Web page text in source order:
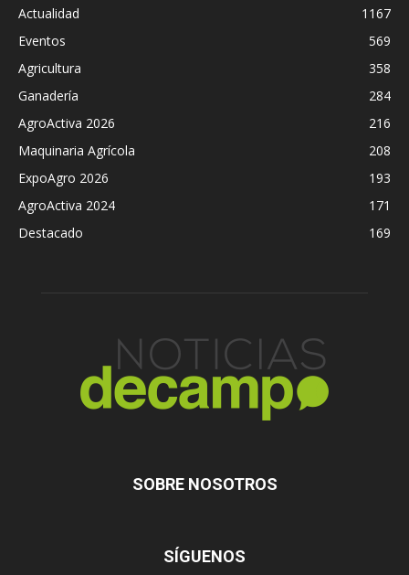
Actualidad
1167
Eventos
569
Agricultura
358
Ganadería
284
AgroActiva 2026
216
Maquinaria Agrícola
208
ExpoAgro 2026
193
AgroActiva 2024
171
Destacado
169
SOBRE NOSOTROS
SÍGUENOS